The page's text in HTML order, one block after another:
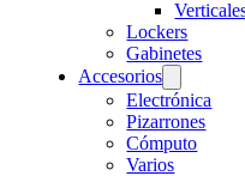
Lockers
Gabinetes
Accesorios
Electrónica
Pizarrones
Cómputo
Varios